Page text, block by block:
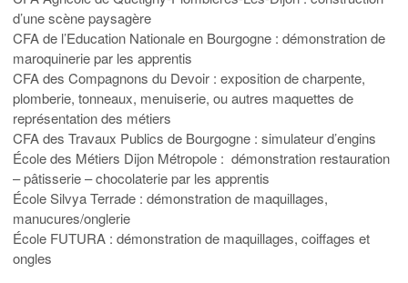
d’une scène paysagère
CFA de l’Education Nationale en Bourgogne : démonstration de
maroquinerie par les apprentis
CFA des Compagnons du Devoir : exposition de charpente,
plomberie, tonneaux, menuiserie, ou autres maquettes de
représentation des métiers
CFA des Travaux Publics de Bourgogne : simulateur d’engins
École des Métiers Dijon Métropole : démonstration restauration
– pâtisserie – chocolaterie par les apprentis
École Silvya Terrade : démonstration de maquillages,
manucures/onglerie
École FUTURA : démonstration de maquillages, coiffages et
ongles